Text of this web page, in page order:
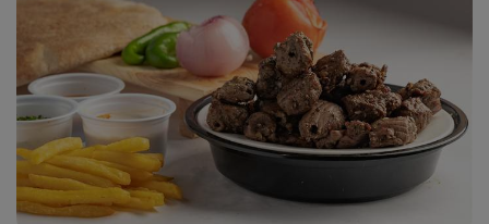
الأسئلة الشائعة(current)
أعلن معنا(current)